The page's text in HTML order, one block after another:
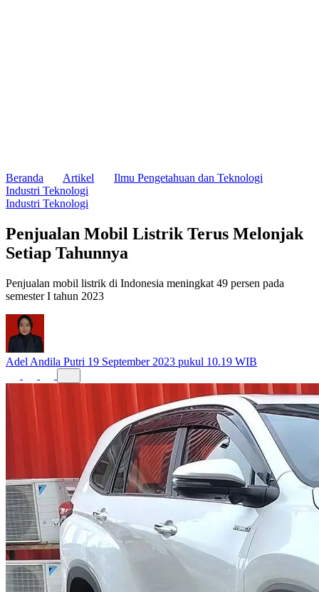
Beranda Artikel
Ilmu Pengetahuan dan Teknologi
Industri Teknologi
Industri Teknologi
Penjualan Mobil Listrik Terus Melonjak
Setiap Tahunnya
Penjualan mobil listrik di Indonesia meningkat 49 persen pada
semester I tahun 2023
Adel Andila Putri 19 September 2023 pukul 10.19 WIB